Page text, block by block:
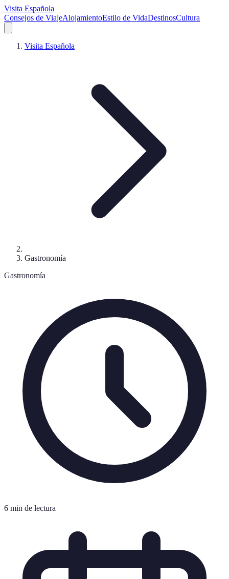
Visita Española
Consejos de ViajeAlojamientoEstilo de VidaDestinosCultura
Visita Española
Gastronomía
Gastronomía
6 min de lectura